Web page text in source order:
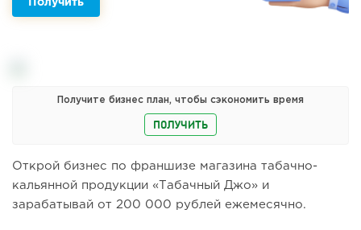
Получить
Получите бизнес план, чтобы сэкономить время
ПОЛУЧИТЬ
Открой бизнес по франшизе магазина табачно-
кальянной продукции «Табачный Джо» и
зарабатывай от 200 000 рублей ежемесячно.